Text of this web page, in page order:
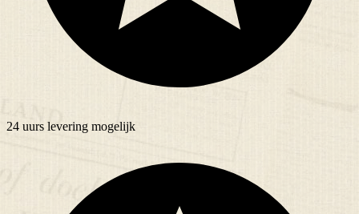
24 uurs levering mogelijk